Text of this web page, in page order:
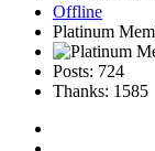
Offline
Platinum
Posts: 724
Thanks: 1585